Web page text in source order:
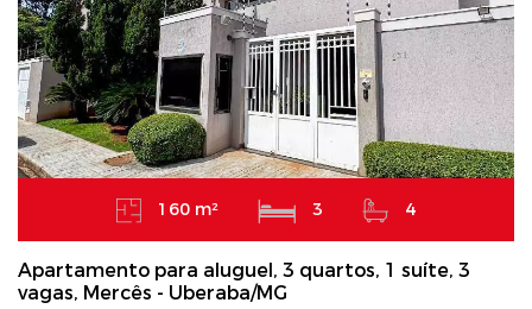
160 m² 3 4
Apartamento para aluguel, 3 quartos, 1 suíte, 3
vagas, Mercês - Uberaba/MG